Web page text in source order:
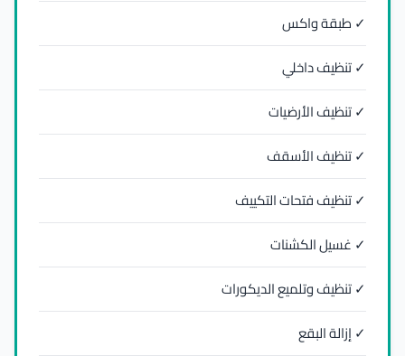
✓ طبقة واكس
✓ تنظيف داخلي
✓ تنظيف الأرضيات
✓ تنظيف الأسقف
✓ تنظيف فتحات التكييف
✓ غسيل الكشنات
✓ تنظيف وتلميع الديكورات
✓ إزالة البقع